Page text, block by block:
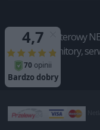
Sklep komputerowy
drukarki, monitory,